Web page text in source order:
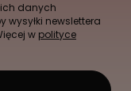
danych
newslettera
w polityce